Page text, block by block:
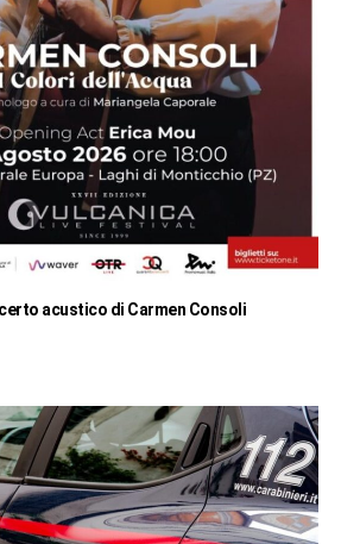
acustico di Carmen Consoli